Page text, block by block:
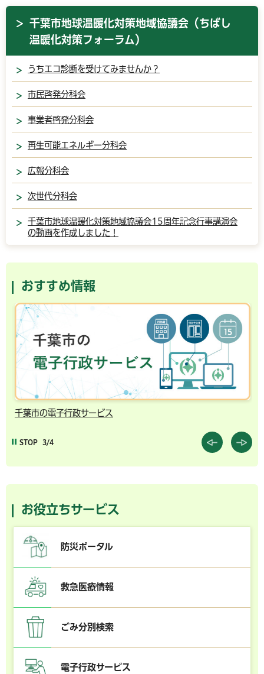
千葉市地球温暖化対策地域協議会（ちばし
温暖化対策フォーラム）
うちエコ診断を受けてみませんか？
市民啓発分科会
事業者啓発分科会
再生可能エネルギー分科会
広報分科会
次世代分科会
千葉市地球温暖化対策地域協議会15周年記念行事講演会
の動画を作成しました！
おすすめ情報
千葉市の電子行政サービス
STOP 3/4
お役立ちサービス
防災ポータル
救急医療情報
ごみ分別検索
電子行政サービス